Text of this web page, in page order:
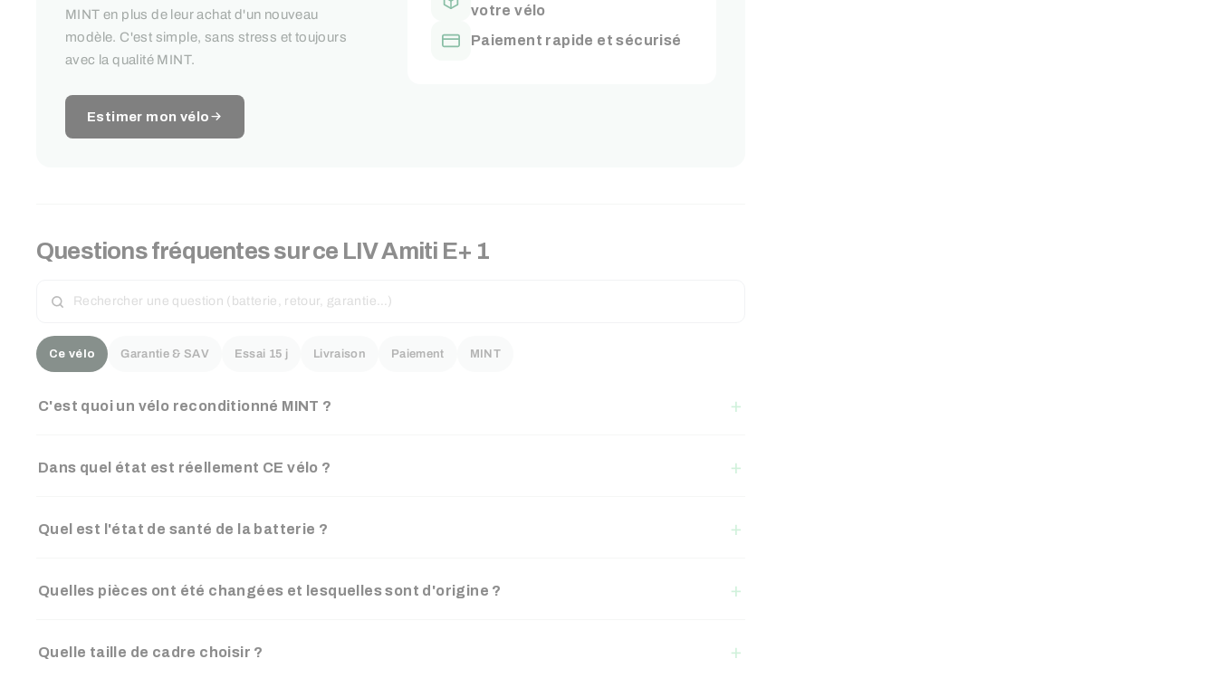
MINT en plus de leur achat d'un nouveau
modèle. C'est simple, sans stress et toujours
avec la qualité MINT.
Estimer mon vélo
votre vélo
Paiement rapide et sécurisé
Questions fréquentes sur ce LIVAmiti E+ 1
UNE
Ce vélo Garantie & SAV Essai 15 j Livraison Paiement MINT
C'est quoi un vélo reconditionné MINT ?
Dans quel état est réellement CE vélo ?
Quel est l'état de santé de la batterie ?
Quelles pièces ont été changées et lesquelles sont d'origine ?
Quelle taille de cadre choisir ?